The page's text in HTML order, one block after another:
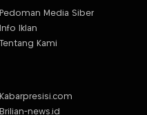
Pedoman Media Siber
Info Iklan
Tentang Kami
Kabarpresisi.com
Brilian-news.id